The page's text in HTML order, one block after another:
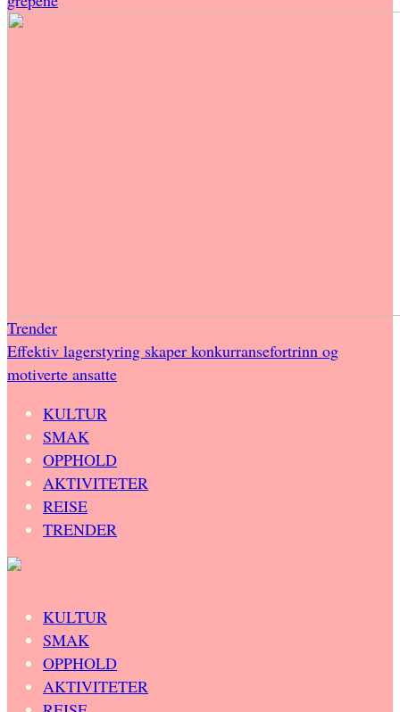
Trender
Effektiv lagerstyring skaper konkurransefortrinn og
motiverte ansatte
KULTUR
SMAK
OPPHOLD
AKTIVITETER
REISE
TRENDER
KULTUR
SMAK
OPPHOLD
AKTIVITETER